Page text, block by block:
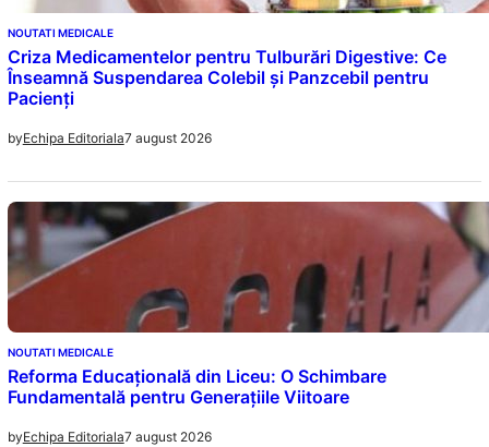
NOUTATI MEDICALE
Criza Medicamentelor pentru Tulburări Digestive: Ce
Înseamnă Suspendarea Colebil și Panzcebil pentru
Pacienți
byEchipa Editoriala7 august 2026
NOUTATI MEDICALE
Reforma Educațională din Liceu: O Schimbare
Fundamentală pentru Generațiile Viitoare
byEchipa Editoriala7 august 2026